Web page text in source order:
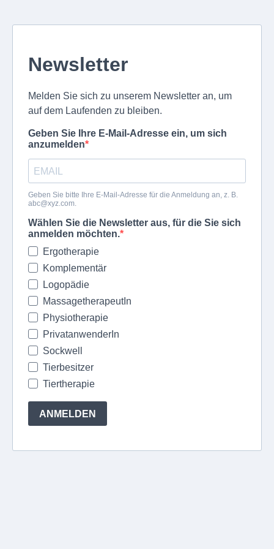
Newsletter
Melden Sie sich zu unserem Newsletter an, um
auf dem Laufenden zu bleiben.
Geben Sie Ihre E-Mail-Adresse ein, um sich
anzumelden
Geben Sie bitte Ihre E-Mail-Adresse für die Anmeldung an, z. B.
abc@xyz.com.
Wählen Sie die Newsletter aus, für die Sie sich
anmelden möchten.
Ergotherapie
Komplementär
Logopädie
MassagetherapeutIn
Physiotherapie
PrivatanwenderIn
Sockwell
Tierbesitzer
Tiertherapie
ANMELDEN